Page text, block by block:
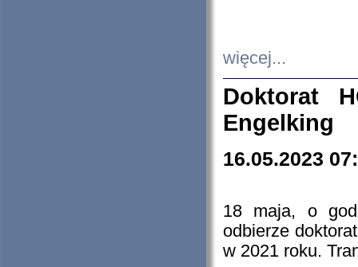
więcej...
Doktorat
Engelking
16.05.2023
18 maja, o
odbierze
w 2021 roku.